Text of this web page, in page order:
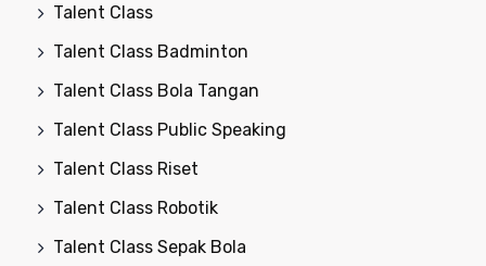
Talent Class
Talent Class Badminton
Talent Class Bola Tangan
Talent Class Public Speaking
Talent Class Riset
Talent Class Robotik
Talent Class Sepak Bola